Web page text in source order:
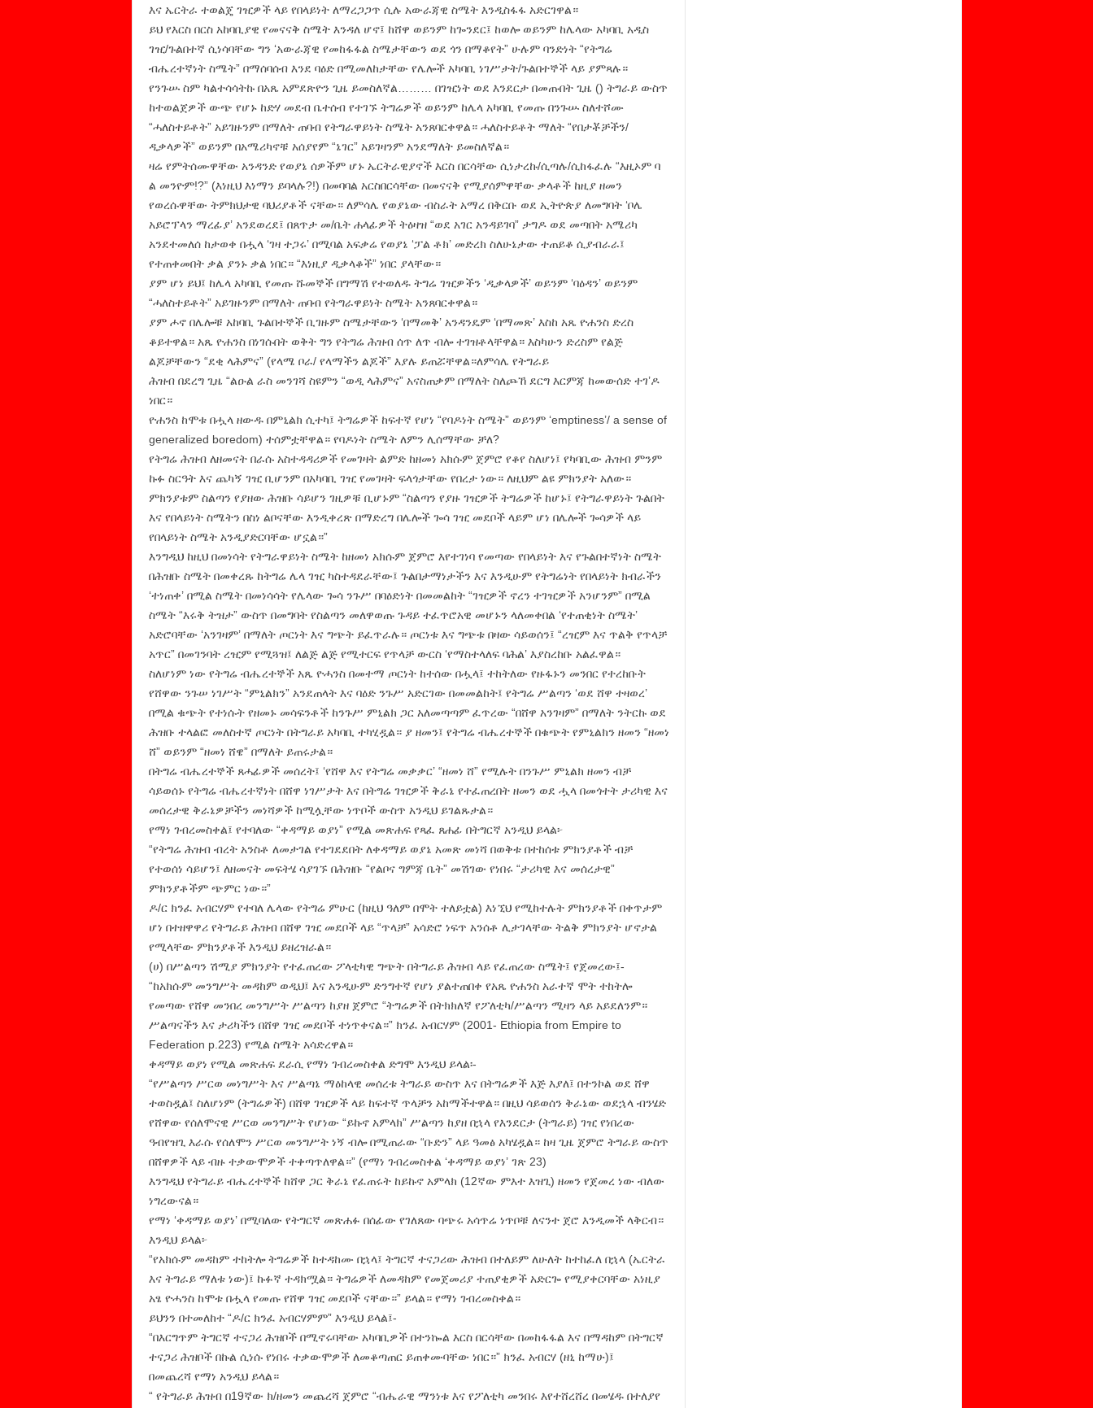
እና ኤርትራ ተወልጄ ገዢዎች ላይ የበላይነት ለማረጋጋጥ ሲሉ አውራጃዊ ስሜት እንዲስፋፋ አድርገዋል።
ይህ የእርስ በርስ አከባቢያዊ የመናናቅ ስሜት እንዳለ ሆኖ፤ ከሸዋ ወይንም ከጐንደር፤ ከወሎ ወይንም ከሌላው አካባቢ አዲስ
ገዢ/ጉልበተኛ ሲነሳባቸው ግን ‘አውራጃዊ የመከፋፋል ስሜታቸውን ወደ ጎን በማቆየት” ሁሉም ባንድነት “የትግሬ
ብሔረተኛነት ስሜት” በማሰባሰብ እንደ ባዕድ በሚመለከታቸው የሌሎች አካባቢ ነገሥታት/ጉልበተኞች ላይ ያምጻሉ።
የንጉሡ ስም ካልተሳሳትኩ በአጼ አምደጽዮን ጊዜ ይመስለኛል……… በገዢነት ወደ እንደርታ በመጡበት ጊዜ () ትግራይ ውስጥ
ከተወልጀዎች ውጭ የሆኑ ከድሃ መደብ ቤተሰብ የተገኙ ትግሬዎች ወይንም ከሌላ አካባቢ የመጡ በንጉሡ ስለተሾሙ
“ሓለስተይቶት” አይገዙንም በማለት ጠባብ የትግራዋይነት ስሜት አንጸባርቀዋል። ሓለስተይቶት ማለት “የበታቾቻችን/
ዲቃላዎች” ወይንም በአሜሪካኖቹ አሰያየም “ኔገር” አይገዛንም አንደማለት ይመስለኛል።
ዛሬ የምትሰሙዋቸው አንዳንድ የወያኔ ሰዎችም ሆኑ ኤርትራዊያኖች እርስ በርሳቸው ሲነታረኩ/ሲጣሉ/ሲከፋፈሉ “እዚኦም ባ
ል መንዮም!?” (እነዚህ እነማን ይባላሉ?!) በመባባል አርስበርሳቸው በመናናቅ የሚያሰምዋቸው ቃላቶች ከዚያ ዘመን
የወረሱዋቸው ትምክህታዊ ባህሪያቶች ናቸው። ለምሳሌ የወያኔው ብስራት አማረ በቅርቡ ወደ ኢትዮጵያ ለመግባት ‘ቦሌ
አይሮፕላን ማረፊያ’ አንደወረደ፤ በጸጥታ መ/ቤት ሐላፊዎች ትዕዛዝ “ወደ አገር አንዳይገባ” ታግዶ ወደ መጣበት አሜሪካ
አንደተመለሰ ከታወቀ በሗላ ‘ገዛ ተጋሩ’ በሚባል አፍቃሬ የወያኔ ‘ፓል ቶክ’ መድረክ ስለሁኔታው ተጠይቆ ሲያብራራ፤
የተጠቀመበት ቃል ያንኑ ቃል ነበር። “እነዚያ ዲቃላቆች” ነበር ያላቸው።
ያም ሆነ ይህ፤ ከሌላ አካባቢ የመጡ ሹመኞች በግማሽ የተወለዱ ትግሬ ገዢዎችን ‘ዲቃላዎች’ ወይንም ‘ባዕዳን’ ወይንም
“ሓለስተይቶት” አይገዙንም በማለት ጠባብ የትግራዋይነት ስሜት አንጸባርቀዋል።
ያም ሖኖ በሌሎቹ አከባቢ ጉልበተኞች ቢገዙም ስሜታቸውን ‘በማመቅ’ አንዳንዴም ‘በማመጽ’ እስከ አጼ ዮሐንስ ድረስ
ቆይተዋል። አጼ ዮሐንስ በነገሱበት ወቅት ግን የትግሬ ሕዝብ ሰጥ ለጥ ብሎ ተገዝቶላቸዋል። እስካሁን ድረስም የልጅ
ልጆቻቸውን “ደቂ ላሕምና” (የላሜ ቦራ/ የላማችን ልጆች” እያሉ ይጠሯቸዋል።ለምሳሌ የትግራይ
ሕዝብ በደረግ ጊዜ “ልዑል ራስ መንገሻ ስዩምን “ወዲ ላሕምና” አናስጠቃም በማለት ስለጮኸ ደርግ እርምጃ ከመውሰድ ተገ’ዶ
ነበር።
ዮሐንስ ከሞቱ በሗላ ዘውዱ በምኒልክ ሲተካ፤ ትግሬዎች ከፍተኛ የሆነ “የባዶነት ስሜት” ወይንም ‘emptiness’/ a sense of
generalized boredom) ተሰምቷቸዋል። የባዶነት ስሜት ለምን ሊሰማቸው ቻለ?
የትግሬ ሕዝብ ለዘመናት በራሱ አስተዳዳሪዎች የመገዛት ልምድ ከዘመነ አክሱም ጀምሮ የቆየ ስለሆነ፤ የካባቢው ሕዝብ ምንም
ኩፉ ስርዓት እና ጨካኝ ገዢ ቢሆንም በአካባቢ ገዢ የመገዛት ፍላጎታቸው የበረታ ነው። ለዚህም ልዩ ምክንያት አለው።
ምክንያቱም ስልጣን የያዘው ሕዝቡ ሳይሆን ገዚዎቹ ቢሆኑም “ስልጣን የያዙ ገዢዎች ትግሬዎች ከሆኑ፤ የትግራዋይነት ጉልበት
እና የበላይነት ስሜትን በስነ ልቦናቸው እንዲቀረጽ በማድረግ በሌሎች ጐሳ ገዢ መደቦች ላይም ሆነ በሌሎች ጐሳዎች ላይ
የበላይነት ስሜት አንዲያድርባቸው ሆኗል።”
እንግዲህ ከዚህ በመነሳት የትግራዋይነት ስሜት ከዘመነ አክሱም ጀምሮ እየተገነባ የመጣው የበላይነት እና የጉልበተኛነት ስሜት
በሕዝቡ ስሜት በመቀረጹ ከትግሬ ሌላ ገዢ ካስተዳደራቸው፤ ጉልበታማነታችን እና እንዲሁም የትግሬነት የበላይነት ክብራችን
‘ተነጠቀ’ በሚል ስሜት በመነሳሳት የሌላው ጐሳ ንጉሥ በባዕድነት በመመልከት “ገዢዎች ኖረን ተገዢዎች አንሆንም” በሚል
ስሜት “እሩቅ ትዝታ” ውስጥ በመግባት የስልጣን መለዋወጡ ጉዳይ ተፈጥሮአዊ መሆኑን ላለመቀበል ‘የተጠቂነት ስሜት’
አድሮባቸው ‘አንገዛም’ በማለት ጦርነት እና ግጭት ይፈጥራሉ። ጦርነቱ እና ግጭቱ በዛው ሳይወሰን፤ “ረዢም እና ጥልቅ የጥላቻ
አጥር” በመገንባት ረዢም የሚጓዝ፤ ለልጅ ልጅ የሚተርፍ የጥላቻ ውርስ ‘የማስተላለፍ ባሕል’ እያስረከቡ አልፈዋል።
ስለሆነም ነው የትግሬ ብሔረተኞች አጼ ዮሓንስ በመተማ ጦርነት ከተሰው በሗላ፤ ተከትለው የዙፋኑን መንበር የተረከቡት
የሸዋው ንጉሠ ነገሥት “ምኒልክን” አንደጠላት እና ባዕድ ንጉሥ አድርገው በመመልከት፤ የትግሬ ሥልጣን ‘ወደ ሸዋ ተዛወረ’
በሚል ቁጭት የተነሱት የዘመኑ መሳፍንቶች ከንጉሥ ምኒልክ ጋር አለመጣጣም ፈጥረው “በሸዋ አንገዛም” በማለት ንትርኩ ወደ
ሕዝቡ ተላልፎ መለስተኛ ጦርነት በትግራይ አካባቢ ተካሂዷል። ያ ዘመን፤ የትግሬ ብሔረተኞች በቁጭት የምኒልክን ዘመን “ዘመነ
ሸ” ወይንም “ዘመነ ሸዌ” በማለት ይጠሩታል።
በትግሬ ብሔረተኞች ጸሓፊዎች መሰረት፤ ‘የሸዋ እና የትግሬ መቃቃር’ “ዘመነ ሸ” የሚሉት በንጉሥ ምኒልክ ዘመን ብቻ
ሳይወሰኑ የትግሬ ብሔረተኛነት በሸዋ ነገሥታት እና በትግሬ ገዢዎች ቅራኔ የተፈጠረበት ዘመን ወደ ሗላ በመጎተት ታሪካዊ እና
መሰረታዊ ቅራኔዎቻችን መነሻዎች ከሚሏቸው ነጥቦች ውስጥ አንዲህ ይገልጹታል።
የማነ ገብረመስቀል፤ የተባለው “ቀዳማይ ወያነ” የሚል መጽሐፍ የጻፈ ጸሐፊ በትግርኛ አንዲህ ይላል፦
“የትግሬ ሕዝብ ብረት አንስቶ ለመታገል የተገደደበት ለቀዳማይ ወያኔ አመጽ መነሻ በወቅቱ በተከሰቱ ምክንያቶች ብቻ
የተወሰነ ሳይሆን፤ ለዘመናት መፍትሄ ሳያገኙ በሕዝቡ “የልቦና ግምጃ ቤት” መሽገው የነበሩ “ታሪካዊ እና መሰረታዊ”
ምክንያቶችም ጭምር ነው።”
ዶ/ር ክንፈ አብርሃም የተባለ ሌላው የትግሬ ምሁር (ከዚህ ዓለም በሞት ተለይቷል) እነኚህ የሚከተሉት ምክንያቶች በቀጥታም
ሆነ በተዘዋዋሪ የትግራይ ሕዝብ በሸዋ ገዢ መደቦች ላይ “ጥላቻ” አሳድሮ ነፍጥ አንሰቶ ሊታገላቸው ትልቅ ምክንያት ሆኖታል
የሚላቸው ምክንያቶች እንዲህ ይዘረዝራል።
(ሀ) በሥልጣን ሽሚያ ምክንያት የተፈጠረው ፖላቲካዊ ግጭት በትግራይ ሕዝብ ላይ የፈጠረው ስሜት፤ የጀመረው፤-
“ከአክሱም መንግሥት መዳከም ወዲህ፤ እና አንዲሁም ድንግተኛ የሆነ ያልተጠበቀ የአጼ ዮሐንስ አራተኛ ሞት ተከትሎ
የመጣው የሸዋ መንበረ መንግሥት ሥልጣን ከያዘ ጀምሮ “ትግሬዎች በትክክለኛ የፖለቲካ/ሥልጣን ሚዛን ላይ አይደለንም።
ሥልጣናችን እና ታሪካችን በሸዋ ገዢ መደቦች ተነጥቀናል።” ክንፈ አብርሃም (2001- Ethiopia from Empire to
Federation p.223) የሚል ስሜት አሳድረዋል።
ቀዳማይ ወያነ የሚል መጽሐፍ ደራሲ የማነ ገብረመስቀል ድግሞ እንዲህ ይላል፡-
“የሥልጣን ሥርወ መነግሥት እና ሥልጣኔ ማዕከላዊ መሰረቱ ትግራይ ውስጥ እና በትግሬዎች እጅ እያለ፤ በተንኮል ወደ ሸዋ
ተወስዷል፤ ስለሆነም (ትግሬዎች) በሸዋ ገዢዎች ላይ ከፍተኛ ጥላቻን አከማችተዋል። በዚህ ሳይወሰን ቅራኔው ወደኋላ ብንሄድ
የሸዋው የሰለሞናዊ ሥርወ መንግሥት የሆነው “ይኩኖ አምላክ” ሥልጣን ከያዘ በኋላ የእንደርታ (ትግራይ) ገዢ የነበረው
ዓብየዝጊ እራሱ የሰለሞን ሥርወ መንግሥት ነኝ ብሎ በሚጠራው “ቡድን” ላይ ዓመፅ አካሄዷል። ከዛ ጊዜ ጀምሮ ትግራይ ውስጥ
በሸዋዎች ላይ ብዙ ተቃውሞዎች ተቀጣጥለዋል።” (የማነ ገብረመስቀል ‘ቀዳማይ ወያነ’ ገጽ 23)
እንግዲህ የትግራይ ብሔረተኞች ከሸዋ ጋር ቅራኔ የፈጠሩት ከይኩኖ አምላክ (12ኛው ምእተ እዝጊ) ዘመን የጀመረ ነው ብለው
ነግረውናል።
የማነ ‘ቀዳማይ ወያነ’ በሚባለው የትግርኛ መጽሐፉ በሰፊው የገለጸው ባጭሩ አሳጥሬ ነጥቦቹ ለናንተ ጀሮ እንዲመች ላቅርብ።
እንዲህ ይላል፦
“የአክሱም መዳከም ተከትሎ ትግሬዎች ከተዳከሙ በኋላ፤ ትግርኛ ተናጋሪው ሕዝብ በተለይም ለሁለት ከተከፈለ በኋላ (ኤርትራ
እና ትግራይ ማለቱ ነው)፤ ኩፉኛ ተዳክሟል። ትግሬዎች ለመዳከም የመጀመሪያ ተጠያቂዎች አድርጐ የሚያቀርባቸው አነዚያ
አፄ ዮሓንስ ከሞቱ በሗላ የመጡ የሸዋ ገዢ መደቦች ናቸው።” ይላል። የማነ ገብረመስቀል።
ይህንን በተመለከተ “ዶ/ር ክንፈ አብርሃምም” እንዲህ ይላል፤-
“በእርግጥም ትግርኛ ተናጋሪ ሕዝቦች በሚኖሩባቸው አካባቢዎች በተንኰል እርስ በርሳቸው በመከፋፋል እና በማዳከም በትግርኛ
ተናጋሪ ሕዝቦች በኩል ሲነሱ የነበሩ ተቃውሞዎች ለመቆጣጠር ይጠቀሙባቸው ነበር።” ክንፈ አብርሃ (ዘኒ ከማሁ)፤
በመጨረሻ የማነ አንዲህ ይላል።
“ የትግራይ ሕዝብ በ19ኛው ክ/ዘመን መጨረሻ ጀምሮ “ብሔራዊ ማንነቱ እና የፖለቲካ መንበሩ እየተሸረሸረ በመሄዱ በተለያየ